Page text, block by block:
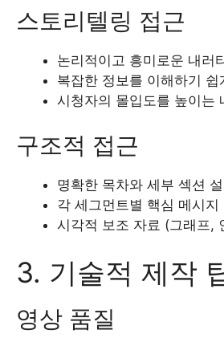
스토리텔링 접근
논리적이고 흥미로운 내러
복잡한 정보를 이해하기 쉽
시청자의 몰입도를 높이는
구조적 접근
명확한 목차와 세부 섹션
각 세그먼트별 핵심 메시지
시각적 보조 자료 (그래프,
3. 기술적 제작
영상 품질